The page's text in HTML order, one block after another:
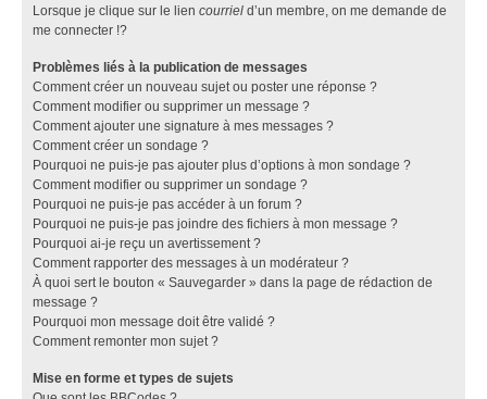
Lorsque je clique sur le lien courriel d’un membre, on me demande de
me connecter !?
Problèmes liés à la publication de messages
Comment créer un nouveau sujet ou poster une réponse ?
Comment modifier ou supprimer un message ?
Comment ajouter une signature à mes messages ?
Comment créer un sondage ?
Pourquoi ne puis-je pas ajouter plus d’options à mon sondage ?
Comment modifier ou supprimer un sondage ?
Pourquoi ne puis-je pas accéder à un forum ?
Pourquoi ne puis-je pas joindre des fichiers à mon message ?
Pourquoi ai-je reçu un avertissement ?
Comment rapporter des messages à un modérateur ?
À quoi sert le bouton « Sauvegarder » dans la page de rédaction de
message ?
Pourquoi mon message doit être validé ?
Comment remonter mon sujet ?
Mise en forme et types de sujets